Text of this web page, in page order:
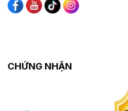
CHỨNG NHẬN